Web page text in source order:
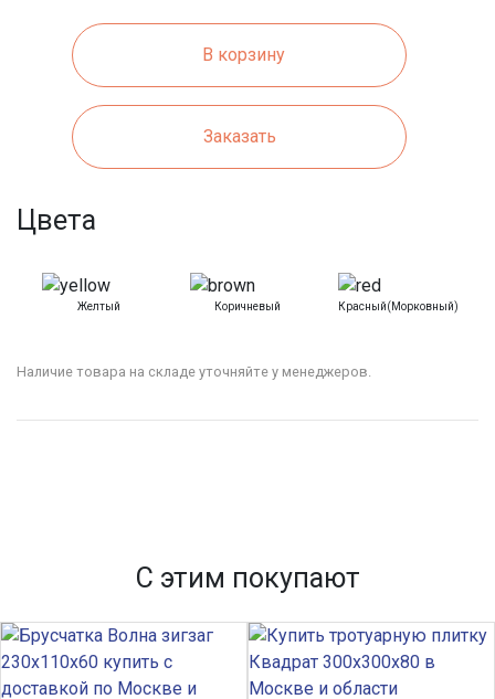
В корзину
Заказать
Цвета
Желтый Коричневый Красный(морковный)
Наличие товара на складе уточняйте у менеджеров.
С этим покупают